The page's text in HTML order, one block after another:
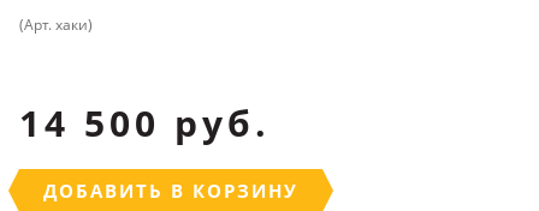
(Арт. хаки)
14 500 руб.
ДОБАВИТЬ В КОРЗИНУ